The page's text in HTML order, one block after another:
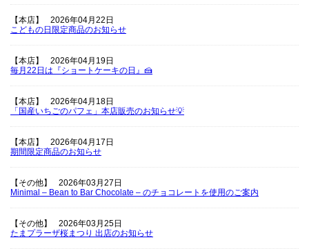
【本店】
2026年04月22日
こどもの日限定商品のお知らせ
【本店】
2026年04月19日
毎月22日は『ショートケーキの日』🍰
【本店】
2026年04月18日
「国産いちごのパフェ」本店販売のお知らせ💡
【本店】
2026年04月17日
期間限定商品のお知らせ
【その他】
2026年03月27日
Minimal – Bean to Bar Chocolate – のチョコレートを使用のご案内
【その他】
2026年03月25日
たまプラーザ桜まつり 出店のお知らせ